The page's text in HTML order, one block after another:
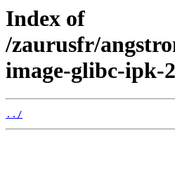
Index of
/zaurusfr/
image-glibc-ipk-
../